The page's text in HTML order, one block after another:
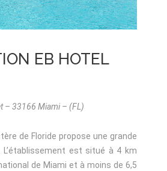
EB HOTEL
– 33166 Miami – (FL)
de Floride propose une grande
L’établissement est situé à 4 km
de Miami et à moins de 6,5